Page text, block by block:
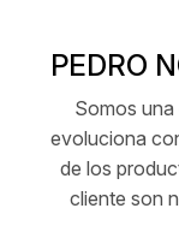
PEDRO
Somos
evoluciona
de los
cliente son